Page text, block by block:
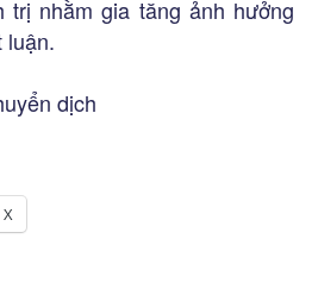
trị nhằm gia tăng ảnh hưởng
luận.
dịch
X